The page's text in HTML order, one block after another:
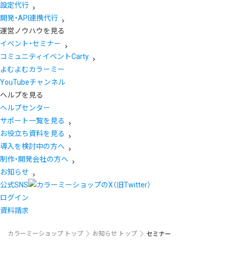
設定代行
開発・API連携代行
運営ノウハウを見る
イベント・セミナー
コミュニティイベントCarty
よむよむカラーミー
YouTubeチャンネル
ヘルプを見る
ヘルプセンター
サポート一覧を見る
お役立ち資料を見る
導入を検討中の方へ
制作・開発会社の方へ
お知らせ
公式SNS
ログイン
資料請求
カラーミーショップ トップ お知らせ トップ セミナー